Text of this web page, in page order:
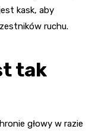
kask, aby
ruchu.
tak
głowy w razie